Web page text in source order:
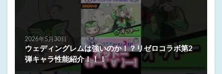
2026年5月30日
ウェディングレムは強いのか！？リゼロコラボ第2
弾キャラ性能紹介！！！